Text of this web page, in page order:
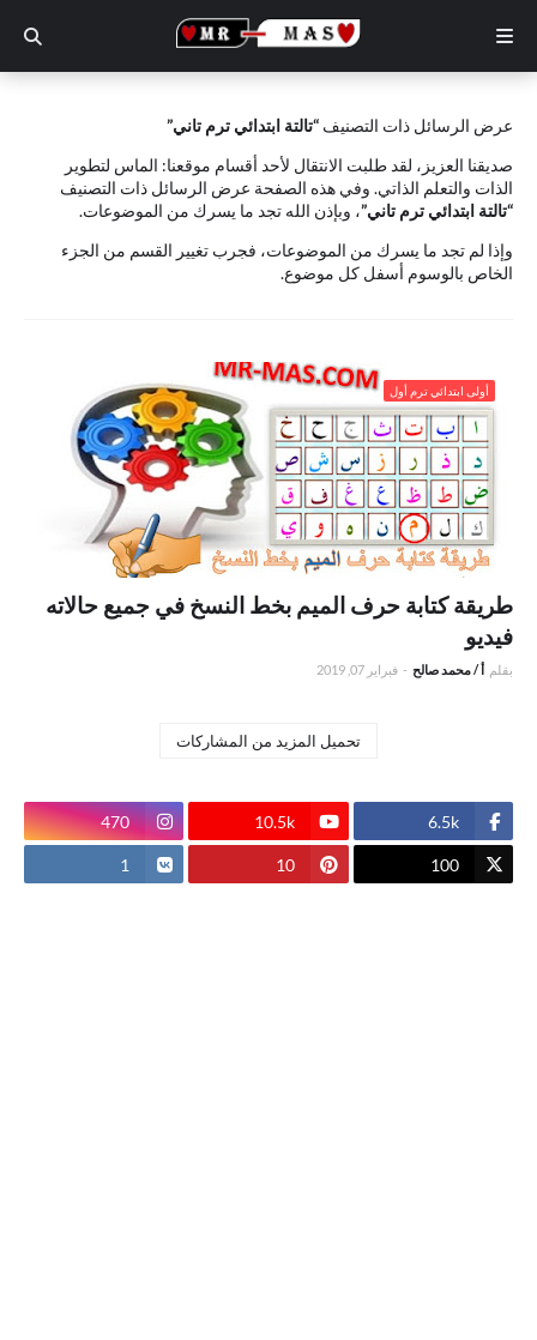
عرض الرسائل ذات التصنيف تالتة ابتدائي ترم تاني
صديقنا العزيز، لقد طلبت الانتقال لأحد أقسام موقعنا: الماس لتطوير
الذات والتعلم الذاتي. وفي هذه الصفحة عرض الرسائل ذات التصنيف
تالتة ابتدائي ترم تاني ، وبإذن الله تجد ما يسرك من الموضوعات.
وإذا لم تجد ما يسرك من الموضوعات، فجرب تغيير القسم من الجزء
الخاص بالوسوم أسفل كل موضوع.
.طريقة كتابة حرف الميم بخط النسخ في جميع حالاته فيديو
أولى ابتدائي ترم أول
طريقة كتابة حرف الميم بخط النسخ في جميع حالاته
فيديو
بقلم أ / محمد صالح - فبراير 07, 2019
تحميل المزيد من المشاركات
6.5k
10.5k
470
100
10
1